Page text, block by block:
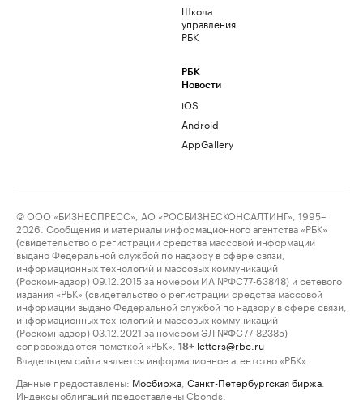
Школа
управления
РБК
РБК
Новости
iOS
Android
AppGallery
© ООО «БИЗНЕСПРЕСС», АО «РОСБИЗНЕСКОНСАЛТИНГ», 1995–
2026. Сообщения и материалы информационного агентства «РБК»
(свидетельство о регистрации средства массовой информации
выдано Федеральной службой по надзору в сфере связи,
информационных технологий и массовых коммуникаций
(Роскомнадзор) 09.12.2015 за номером ИА №ФС77-63848) и сетевого
издания «РБК» (свидетельство о регистрации средства массовой
информации выдано Федеральной службой по надзору в сфере связи,
информационных технологий и массовых коммуникаций
(Роскомнадзор) 03.12.2021 за номером ЭЛ №ФС77-82385)
сопровождаются пометкой «РБК».
18+ letters@rbc.ru
Владельцем сайта является информационное агентство «РБК».
Данные предоставлены: Мосбиржа Санкт-Петербургская биржа
Индексы облигаций предоставлены Cbonds.